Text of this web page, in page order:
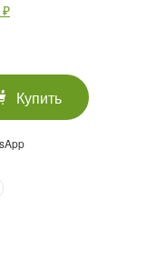
₽
Купить